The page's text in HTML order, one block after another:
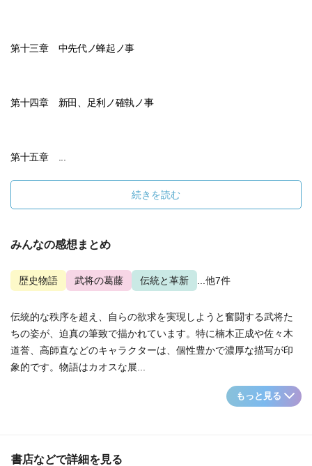
第十三章 中先代ノ蜂起ノ事
第十四章 新田、足利ノ確執ノ事
第十五章 ...
続きを読む
みんなの感想まとめ
歴史物語 武将の葛藤 伝統と革新 ...他7件
伝統的な秩序を超え、自らの欲求を実現しようと奮闘する武将た
ちの姿が、迫真の筆致で描かれています。特に楠木正成や佐々木
道誉、高師直などのキャラクターは、個性豊かで濃厚な描写が印
象的です。物語はカオスな展...
もっと見る
書店などで詳細を見る